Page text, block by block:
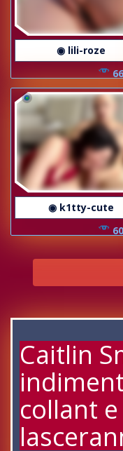
◉ lili-roze
◉ k1tty-cute
Caitlin
collant